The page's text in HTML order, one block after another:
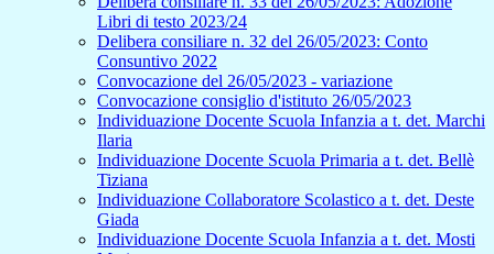
Libri di testo 2023/24
Delibera consiliare n. 32 del 26/05/2023: Conto
Consuntivo 2022
Convocazione del 26/05/2023 - variazione
Convocazione consiglio d'istituto 26/05/2023
Individuazione Docente Scuola Infanzia a t. det. Marchi
Ilaria
Individuazione Docente Scuola Primaria a t. det. Bellè
Tiziana
Individuazione Collaboratore Scolastico a t. det. Deste
Giada
Individuazione Docente Scuola Infanzia a t. det. Mosti